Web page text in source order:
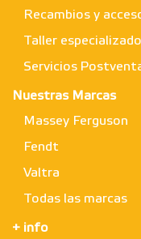
Recambios y
Taller especializado
Servicios
Nuestras Marcas
Massey Ferguson
Fendt
Valtra
Todas las marcas
+ info